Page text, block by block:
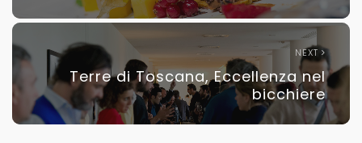
NEXT
Terre di Toscana, Eccellenza nel
bicchiere